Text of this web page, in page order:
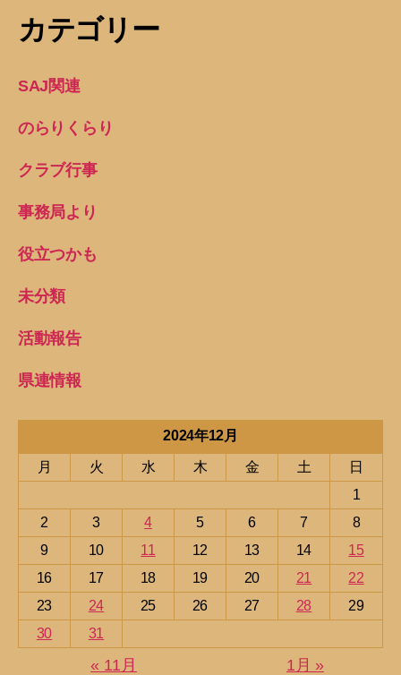
カテゴリー
SAJ関連
のらりくらり
クラブ行事
事務局より
役立つかも
未分類
活動報告
県連情報
2024年12月
月 火 水 木 金 土
日
1
2
3 4 5 6 7
8
9
10 11 12 13 14
15
16
17 18 19 20 21
22
23
24 25 26 27 28
29
30
31
« 11月 1月 »